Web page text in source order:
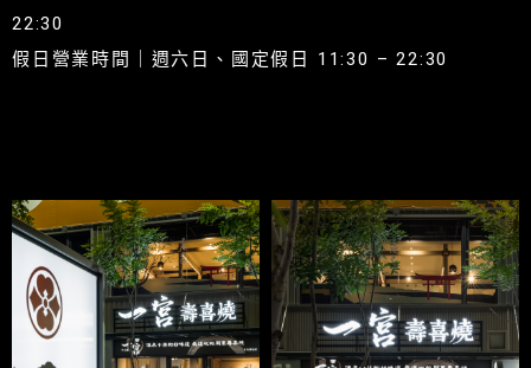
22:30
假日營業時間｜週六日、國定假日 11:30 – 22:30